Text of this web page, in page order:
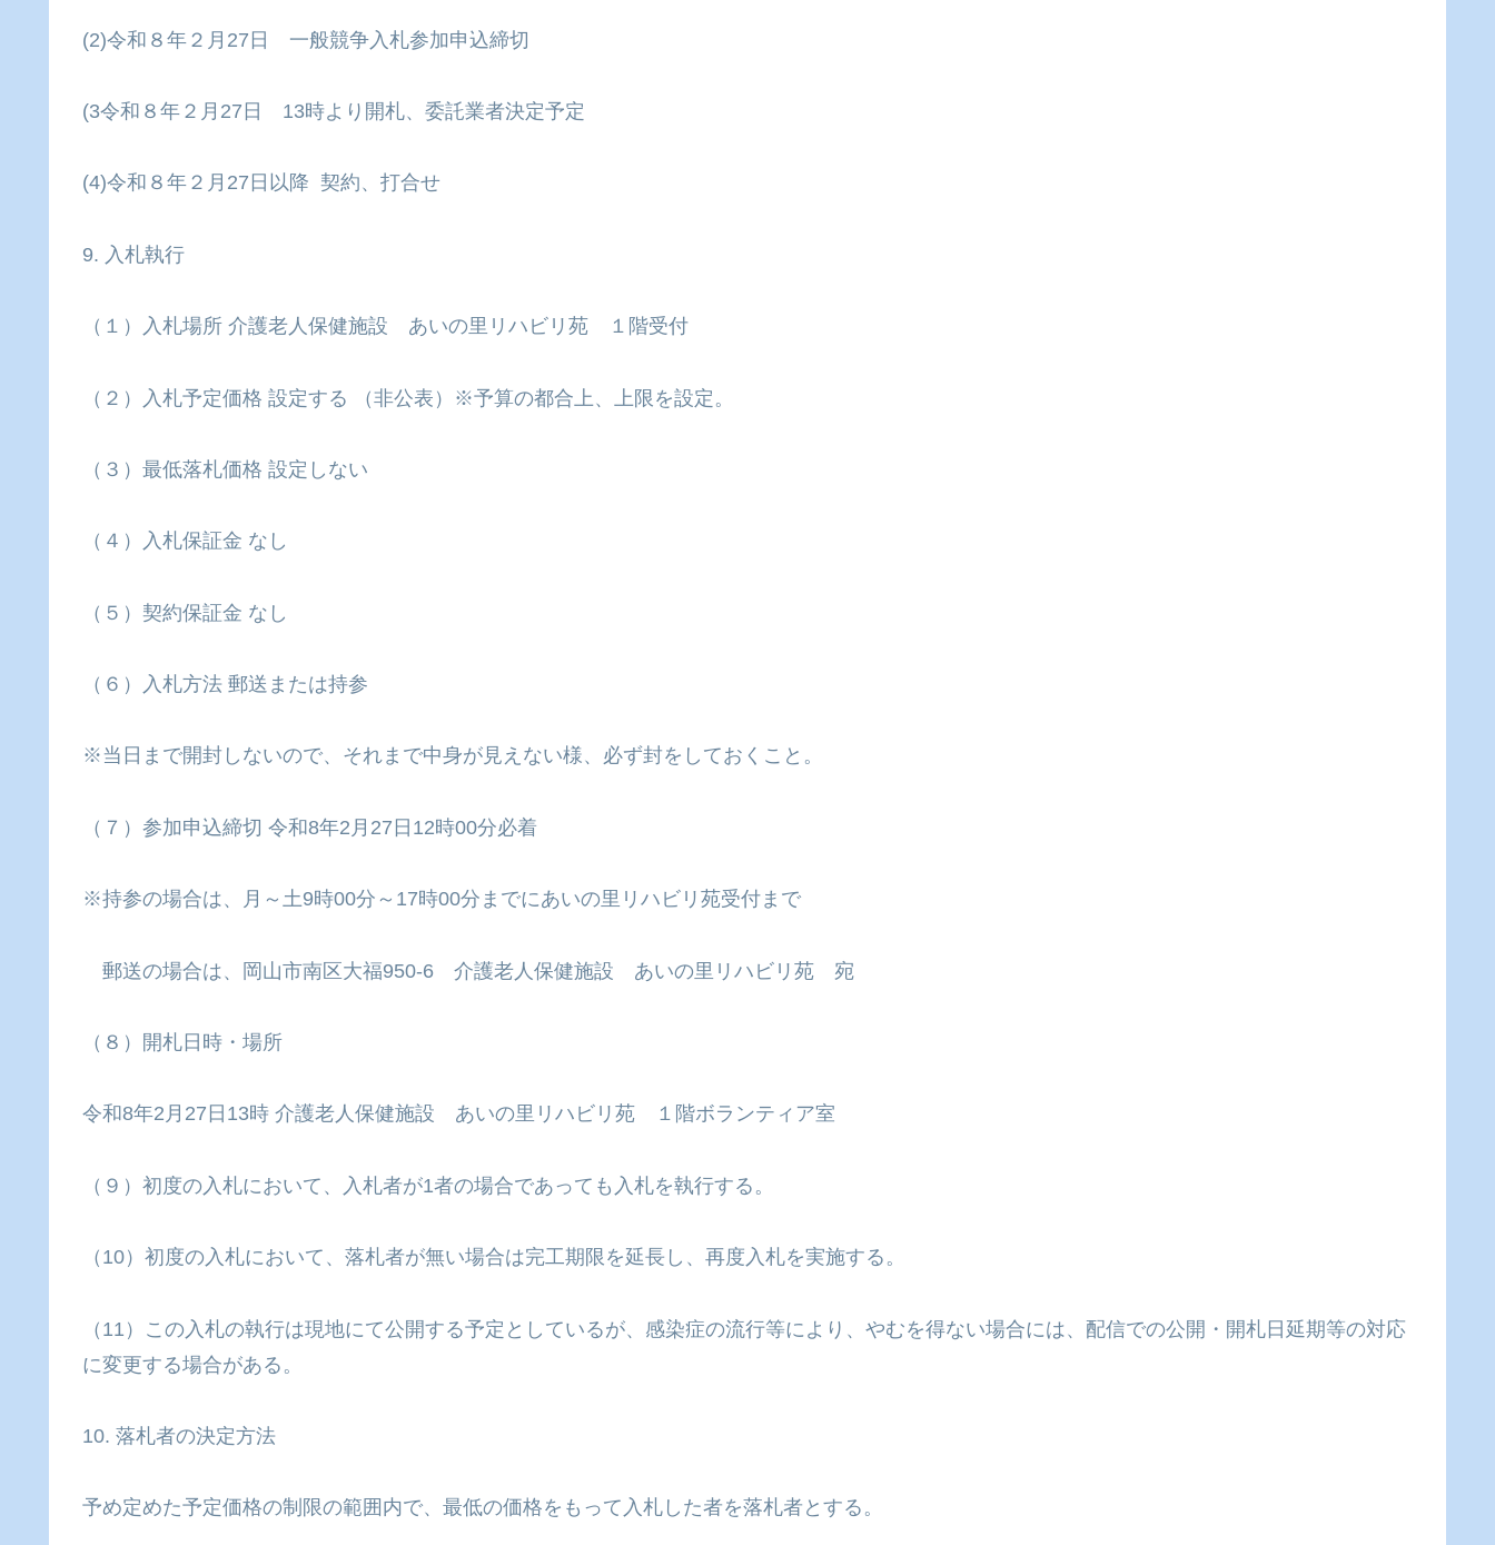
(2)令和８年２月27日 一般競争入札参加申込締切
(3令和８年２月27日 13時より開札、委託業者決定予定
(4)令和８年２月27日以降 契約、打合せ
9. 入札執行
（１）入札場所 介護老人保健施設 あいの里リハビリ苑 １階受付
（２）入札予定価格 設定する （非公表）※予算の都合上、上限を設定。
（３）最低落札価格 設定しない
（４）入札保証金 なし
（５）契約保証金 なし
（６）入札方法 郵送または持参
※当日まで開封しないので、それまで中身が見えない様、必ず封をしておくこと。
（７）参加申込締切 令和8年2月27日12時00分必着
※持参の場合は、月～土9時00分～17時00分までにあいの里リハビリ苑受付まで
郵送の場合は、岡山市南区大福950-6 介護老人保健施設 あいの里リハビリ苑 宛
（８）開札日時・場所
令和8年2月27日13時 介護老人保健施設 あいの里リハビリ苑 １階ボランティア室
（９）初度の入札において、入札者が1者の場合であっても入札を執行する。
（10）初度の入札において、落札者が無い場合は完工期限を延長し、再度入札を実施する。
（11）この入札の執行は現地にて公開する予定としているが、感染症の流行等により、やむを得ない場合には、配信での公開・開札日延期等の対応
に変更する場合がある。
10. 落札者の決定方法
予め定めた予定価格の制限の範囲内で、最低の価格をもって入札した者を落札者とする。